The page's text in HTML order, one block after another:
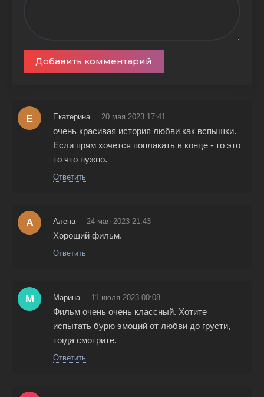
Добавить комментарий
Е Екатерина 20 мая 2023 17:41
очень красивая история любви как вспышки.
Если прям хочется поплакать в конце - то это
то что нужно.
Ответить
А Алена 24 мая 2023 21:43
Хороший фильм.
Ответить
М Марина 11 июля 2023 00:08
Фильм очень очень классный. Хотите
испытать бурю эмоций от любви до грусти,
тогда смотрите.
Ответить